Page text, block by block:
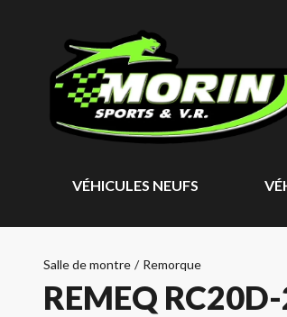
VÉHICULES NEUFS
Salle de montre / Remorque
REMEQ